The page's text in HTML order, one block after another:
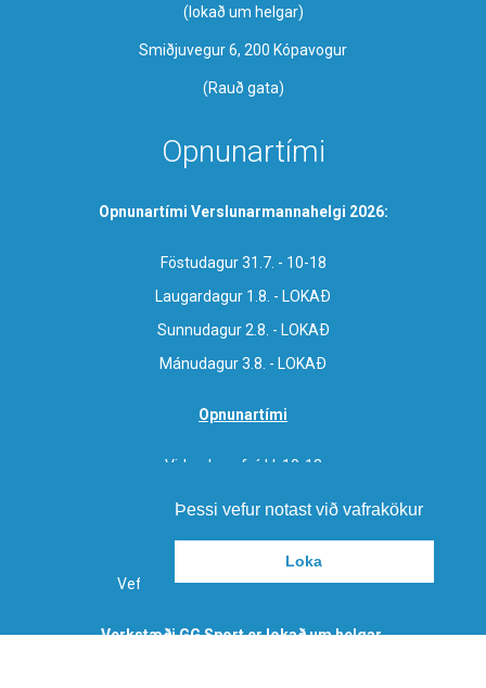
Þessi vefur notast við vafrakökur
Loka
​(lokað um helgar)
Smiðjuvegur 6, 200 Kópavogur
(Rauð gata)
Opnunartími
Opnunartími Verslunarmannahelgi 2026:
Föstudagur 31.7. - 10-18
Laugardagur 1.8. - LOKAÐ
Sunnudagur 2.8. - LOKAÐ
Mánudagur 3.8. - LOKAÐ
Opnunartími
Virka daga frá kl. 10-18
Laugardag frá kl. 11-15
Vefverslun er opin allan sólarhringinn
Verkstæði GG Sport er lokað um helgar.